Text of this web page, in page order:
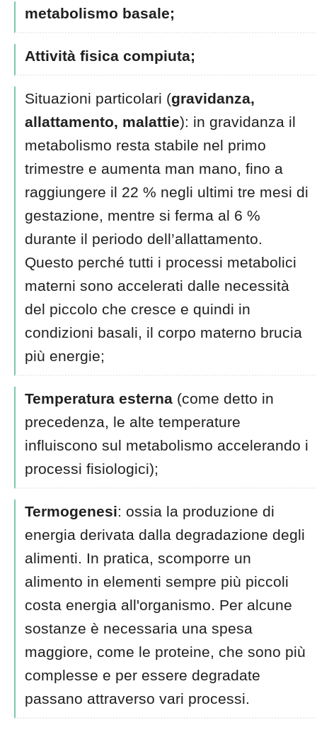
metabolismo basale;
Attività fisica compiuta;
Situazioni particolari (gravidanza,
allattamento, malattie): in gravidanza il
metabolismo resta stabile nel primo
trimestre e aumenta man mano, fino a
raggiungere il 22 % negli ultimi tre mesi di
gestazione, mentre si ferma al 6 %
durante il periodo dell’allattamento.
Questo perché tutti i processi metabolici
materni sono accelerati dalle necessità
del piccolo che cresce e quindi in
condizioni basali, il corpo materno brucia
più energie;
Temperatura esterna(come detto in
precedenza, le alte temperature
influiscono sul metabolismo accelerando i
processi fisiologici);
Termogenesi: ossia la produzione di
energia derivata dalla degradazione degli
alimenti. In pratica, scomporre un
alimento in elementi sempre più piccoli
costa energia all'organismo. Per alcune
sostanze è necessaria una spesa
maggiore, come le proteine, che sono più
complesse e per essere degradate
passano attraverso vari processi.